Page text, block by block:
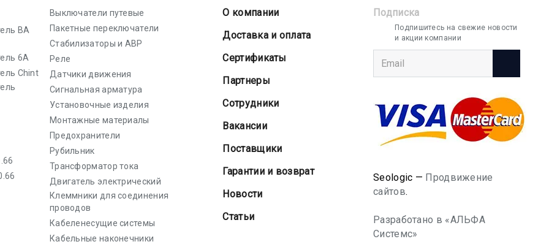
Подписка
Подпишитесь на свежие новости
и акции компании
Seologic — Продвижение
сайтов.
Разработано в «АЛЬФА
Системс»
ВА
6А
Chint
Выключатели путевые
Пакетные переключатели
Стабилизаторы и АВР
Реле
Датчики движения
Сигнальная арматура
Установочные изделия
Монтажные материалы
Предохранители
Рубильник
Трансформатор тока
Двигатель электрический
Клеммники для соединения
проводов
Кабеленесущие системы
Кабельные наконечники
О компании
Доставка и оплата
Cертификаты
Партнеры
Сотрудники
Вакансии
Поставщики
Гарантии и возврат
Новости
Статьи